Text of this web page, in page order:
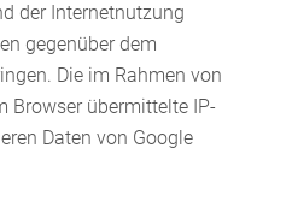
der Internetnutzung
gegenüber dem
Die im Rahmen von
Browser übermittelte IP-
Daten von Google